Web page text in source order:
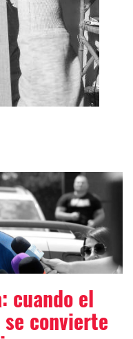
cuando el
convierte